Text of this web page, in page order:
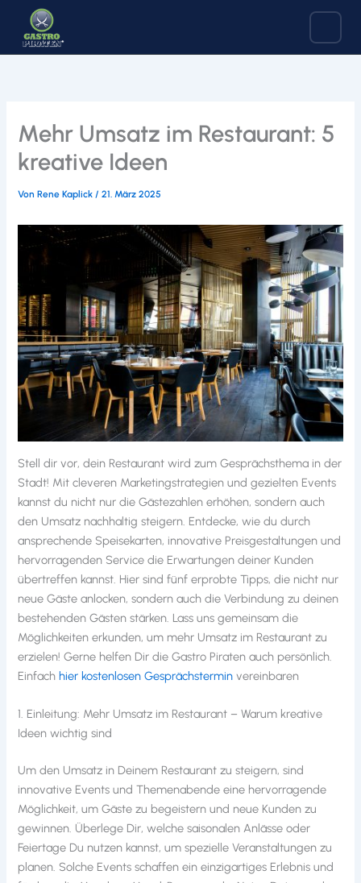
springen
Mehr Umsatz im Restaurant: 5
kreative Ideen
VonRene Kaplick/21. März 2025
Stell dir vor, dein Restaurant wird zum Gesprächsthema in der
Stadt! Mit cleveren Marketingstrategien und gezielten Events
kannst du nicht nur die Gästezahlen erhöhen, sondern auch
den Umsatz nachhaltig steigern. Entdecke, wie du durch
ansprechende Speisekarten, innovative Preisgestaltungen und
hervorragenden Service die Erwartungen deiner Kunden
übertreffen kannst. Hier sind fünf erprobte Tipps, die nicht nur
neue Gäste anlocken, sondern auch die Verbindung zu deinen
bestehenden Gästen stärken. Lass uns gemeinsam die
Möglichkeiten erkunden, um mehr Umsatz im Restaurant zu
erzielen! Gerne helfen Dir die Gastro Piraten auch persönlich.
Einfachhier kostenlosen Gesprächstermin vereinbaren
1. Einleitung: Mehr Umsatz im Restaurant – Warum kreative
Ideen wichtig sind
Um den Umsatz in Deinem Restaurant zu steigern, sind
innovative Events und Themenabende eine hervorragende
Möglichkeit, um Gäste zu begeistern und neue Kunden zu
gewinnen. Überlege Dir, welche saisonalen Anlässe oder
Feiertage Du nutzen kannst, um spezielle Veranstaltungen zu
planen. Solche Events schaffen ein einzigartiges Erlebnis und